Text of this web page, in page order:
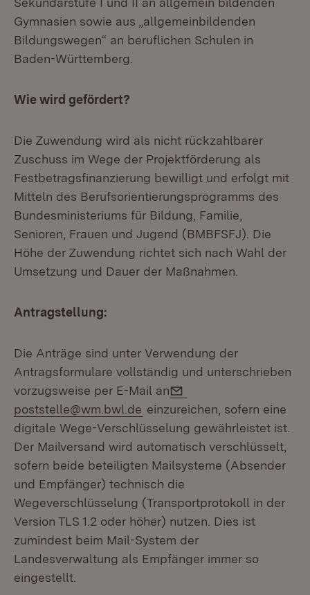
Gymnasien sowie aus „allgemeinbildenden
Bildungswegen“ an beruflichen Schulen in
Baden-Württemberg.
Wie wird gefördert?
Die Zuwendung wird als nicht rückzahlbarer
Zuschuss im Wege der Projektförderung als
Festbetragsfinanzierung bewilligt und erfolgt mit
Mitteln des Berufsorientierungsprogramms des
Bundesministeriums für Bildung, Familie,
Senioren, Frauen und Jugend (BMBFSFJ). Die
Höhe der Zuwendung richtet sich nach Wahl der
Umsetzung und Dauer der Maßnahmen.
Antragstellung:
Die Anträge sind unter Verwendung der
Antragsformulare vollständig und unterschrieben
vorzugsweise per E-Mail an
poststelle@wm.bwl.de einzureichen, sofern eine
digitale Wege-Verschlüsselung gewährleistet ist.
Der Mailversand wird automatisch verschlüsselt,
sofern beide beteiligten Mailsysteme (Absender
und Empfänger) technisch die
Wegeverschlüsselung (Transportprotokoll in der
Version TLS 1.2 oder höher) nutzen. Dies ist
zumindest beim Mail-System der
Landesverwaltung als Empfänger immer so
eingestellt.